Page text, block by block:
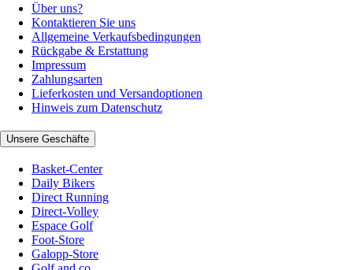
Über uns?
Kontaktieren Sie uns
Allgemeine Verkaufsbedingungen
Rückgabe & Erstattung
Impressum
Zahlungsarten
Lieferkosten und Versandoptionen
Hinweis zum Datenschutz
Unsere Geschäfte
Basket-Center
Daily Bikers
Direct Running
Direct-Volley
Espace Golf
Foot-Store
Galopp-Store